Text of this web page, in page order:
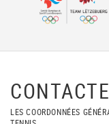
LES COORDONNÉES